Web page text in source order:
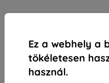
Ez a webhely a
tökéletesen
használ.